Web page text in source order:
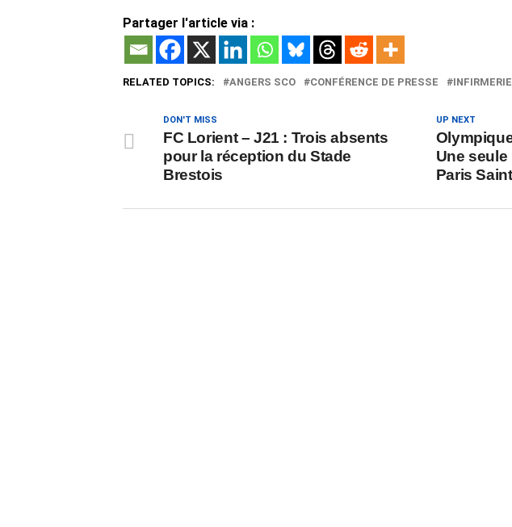
Partager l'article via :
RELATED TOPICS: ANGERS SCO CONFÉRENCE DE PRESSE INFIRMERIE
UP NEXT
Une
Paris
DON'T MISS
FC Lorient – J21 : Trois absents
pour la réception du Stade
Brestois